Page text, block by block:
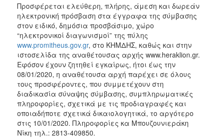
Προσφέρεται ελεύθερη, πλήρης, άμεση και δωρεάν
ηλεκτρονική πρόσβαση στα έγγραφα της σύμβασης
στον ειδικό, δημόσια προσβάσιμο, χώρο
“ηλεκτρονικοί διαγωνισμοί” της πύλης
www.promitheus.gov.gr, στο ΚΗΜΔΗΣ, καθώς και στην
ιστοσελίδα της αναθέτουσας αρχής www.heraklion.gr.
Εφόσον έχουν ζητηθεί εγκαίρως, ήτοι έως την
08/01/2020, η αναθέτουσα αρχή παρέχει σε όλους
τους προσφέροντες, που συμμετέχουν στη
διαδικασία σύναψης σύμβασης, συμπληρωματικές
πληροφορίες, σχετικά με τις προδιαγραφές και
οποιαδήποτε σχετικά δικαιολογητικά, το αργότερο
στις 10/01/2020. Πληροφορίες κα Μπουζουνιεράκη
Νίκη τηλ.: 2813-409850.